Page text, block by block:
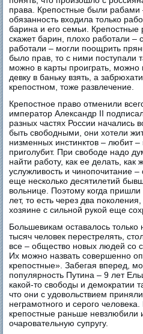
права. Крепостные были рабами
обязанность входила только
барина и его семьи. Крепостные
скажет барин, плохо работали
работали – могли поощрить
было прав, то с ними поступали
можно в карты проиграть,
девку в баньку взять, а
крепостном, тоже развлечение.
Крепостное право отменили
император Александр II
разных частях России начались
быть свободными, они хотели
низменных инстинктов – любит
приголубит. При свободе надо
найти работу, как ее делать, как
услужливость и чинопочитание –
еще несколько десятилетий
вольнице. Поэтому когда
лет, то есть через два
хозяине с сильной рукой еще
Большевикам оставалось только
тысяч человек перестрелять,
все – общество новых людей со
Их можно назвать совершенно
крепостные». Забегая вперед,
популярность Путина – 9 лет
какой-то свободы и демократии
что они с удовольствием
неграмотного и серого
крепостные раньше невзлюбили
очаровательную супругу.